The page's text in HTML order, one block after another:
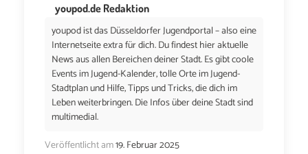
youpod.de Redaktion
youpod ist das Düsseldorfer Jugendportal – also eine
Internetseite extra für dich. Du findest hier aktuelle
News aus allen Bereichen deiner Stadt. Es gibt coole
Events im Jugend-Kalender, tolle Orte im Jugend-
Stadtplan und Hilfe, Tipps und Tricks, die dich im
Leben weiterbringen. Die Infos über deine Stadt sind
multimedial.
Veröffentlicht am19. Februar 2025